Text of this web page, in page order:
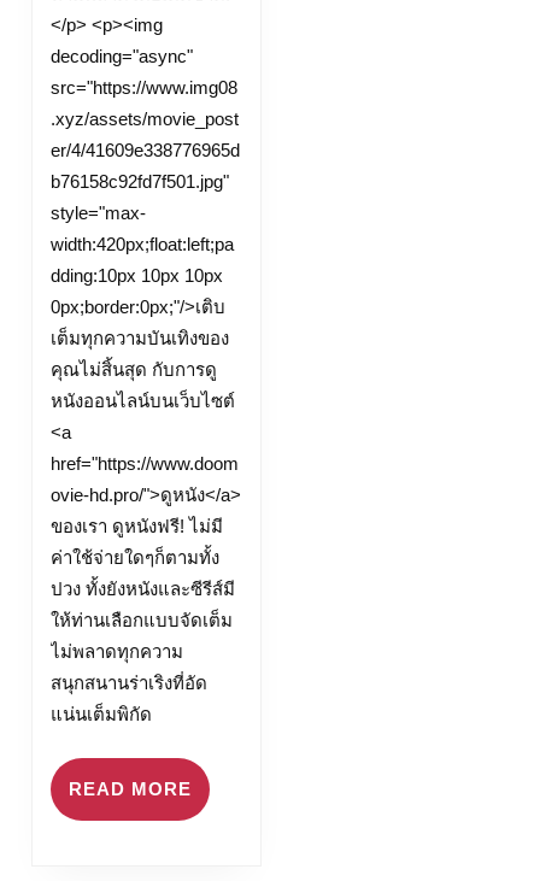
ล่าสุด
Top
36
by
Milton
ดู
หนัง
doomovie-
hd.pro
</p> <p><img
decoding="async"
src="https://www.img08
.xyz/assets/movie_post
er/4/41609e338776965d
b76158c92fd7f501.jpg"
style="max-
width:420px;float:left;pa
dding:10px 10px 10px
0px;border:0px;"/>เติบ
เต็มทุกความบันเทิงของ
คุณไม่สิ้นสุด กับการดู
หนังออนไลน์บนเว็บไซต์
<a
href="https://www.doom
ovie-hd.pro/">ดูหนัง</a>
ของเรา ดูหนังฟรี! ไม่มี
ค่าใช้จ่ายใดๆก็ตามทั้ง
ปวง ทั้งยังหนังและซีรีส์มี
ให้ท่านเลือกแบบจัดเต็ม
ไม่พลาดทุกความ
สนุกสนานร่าเริงที่อัด
แน่นเต็มพิกัด
READ MORE READ
MORE